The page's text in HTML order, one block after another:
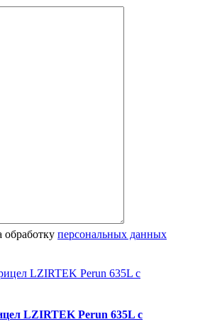
обработку персональных данных
LZIRTEK Perun 635L с